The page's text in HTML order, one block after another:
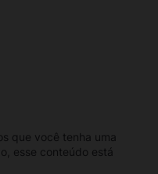
que você tenha uma
esse conteúdo está